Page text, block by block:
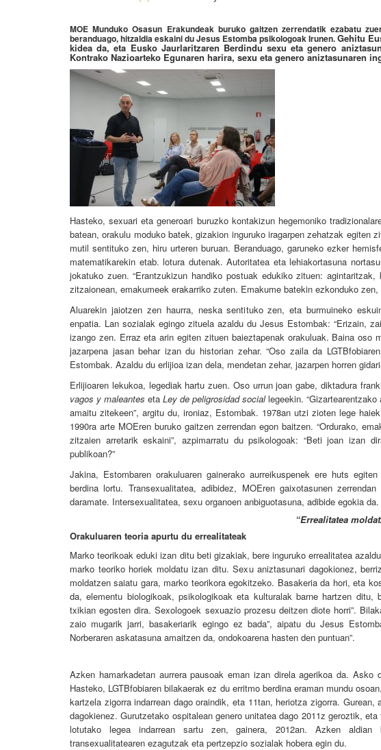
MOE Munduko Osasun Erakundeak buruko gaitzen zerrendatik ezabatu
beranduago, hitzaldia eskaini du Jesus Estomba psikologoak Irunen.Gehitu
kidea da, eta Eusko Jaurlaritzaren Berdindu sexu eta genero
Kontrako Nazioarteko Egunaren harira, sexu eta genero aniztasunaren
Hasteko, sexuari eta generoari buruzko kontakizun hegemoniko
batean, orakulu moduko batek, gizakion inguruko iragarpen zehatzak egiten
mutil sentituko zen, hiru urteren buruan. Beranduago, garuneko ezker
matematikarekin etab. lotura dutenak. Autoritatea eta lehiakortasuna
jokatuko zuen. “Erantzukizun handiko postuak edukiko zituen:
zitzaionean, emakumeek erakarriko zuten. Emakume batekin ezkonduko
Aluarekin jaiotzen zen haurra, neska sentituko zen, eta burmuineko
enpatia. Lan sozialak egingo zituela azaldu du Jesus Estombak: “Erizain,
izango zen. Erraz eta arin egiten zituen baieztapenak orakuluak. Baina
jazarpena jasan behar izan du historian zehar. “Oso zaila da
Estombak. Azaldu du erlijioa izan dela, mendetan zehar, jazarpen horren
Erlijioaren lekukoa, legediak hartu zuen. Oso urrun joan gabe, diktadura
vagos y maleantesetaLey de peligrosidad sociallegeekin.
amaitu zitekeen”, argitu du, ironiaz, Estombak. 1978an utzi zioten lege
1990ra arte MOEren buruko gaitzen zerrendan egon baitzen. “Ordurako,
zitzaien arretarik eskaini”, azpimarratu du psikologoak: “Beti joan izan
publikoan?”
Jakina, Estombaren orakuluaren gainerako aurreikuspenek ere huts
berdina lortu. Transexualitatea, adibidez, MOEren gaixotasunen
daramate. Intersexualitatea, sexu organoen anbiguotasuna, adibide egokia da.
“Errealitatea
Orakuluaren teoria apurtu du errealitateak
Marko teorikoak eduki izan ditu beti gizakiak, bere inguruko errealitatea
marko teoriko horiek moldatu izan ditu. Sexu aniztasunari dagokionez,
moldatzen saiatu gara, marko teorikora egokitzeko. Basakeria da hori, eta
da, elementu biologikoak, psikologikoak eta kulturalak barne hartzen
txikian egosten dira. Sexologoek sexuazio prozesu deitzen diote horri”.
zaio mugarik jarri, basakeriarik egingo ez bada”, aipatu du Jesus
Norberaren askatasuna amaitzen da, ondokoarena hasten den puntuan”.
Azken hamarkadetan aurrera pausoak eman izan direla agerikoa da. Asko
Hasteko, LGTBfobiaren bilakaerak ez du erritmo berdina eraman mundu
kartzela zigorra indarrean dago oraindik, eta 11tan, heriotza zigorra.
dagokienez. Gurutzetako ospitalean genero unitatea dago 2011z geroztik,
lotutako legea indarrean sartu zen, gainera, 2012an. Azken aldian
transexualitatearen ezagutzak eta pertzepzio sozialak hobera egin du.